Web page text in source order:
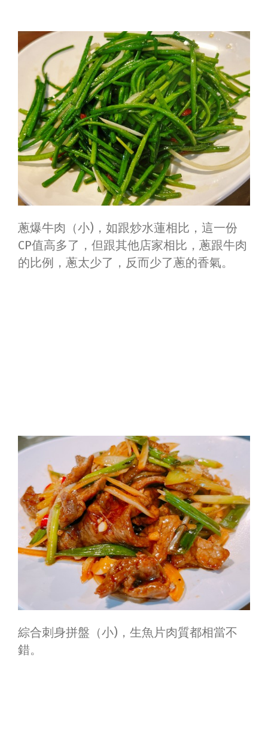
蔥爆牛肉（小)，如跟炒水蓮相比，這一份
CP值高多了，但跟其他店家相比，蔥跟牛肉
的比例，蔥太少了，反而少了蔥的香氣。
綜合刺身拼盤（小)，生魚片肉質都相當不
錯。